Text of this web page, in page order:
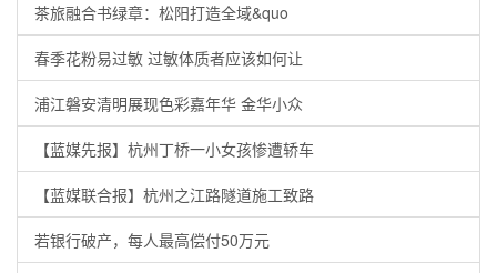
茶旅融合书绿章：松阳打造全域&quo
春季花粉易过敏 过敏体质者应该如何让
浦江磐安清明展现色彩嘉年华 金华小众
【蓝媒先报】杭州丁桥一小女孩惨遭轿车
【蓝媒联合报】杭州之江路隧道施工致路
若银行破产，每人最高偿付50万元